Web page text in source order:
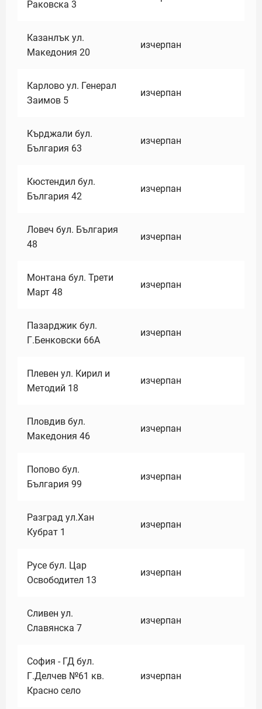
Раковска 3
Казанлък ул.
Македония 20
изчерпан
Карлово ул. Генерал
Заимов 5
изчерпан
Кърджали бул.
България 63
изчерпан
Кюстендил бул.
България 42
изчерпан
Ловеч бул. България
48
изчерпан
Монтана бул. Трети
Март 48
изчерпан
Пазарджик бул.
Г.Бенковски 66А
изчерпан
Плевен ул. Кирил и
Методий 18
изчерпан
Пловдив бул.
Македония 46
изчерпан
Попово бул.
България 99
изчерпан
Разград ул.Хан
Кубрат 1
изчерпан
Русе бул. Цар
Освободител 13
изчерпан
Сливен ул.
Славянска 7
изчерпан
София - ГД бул.
Г.Делчев №61 кв.
Красно село
изчерпан